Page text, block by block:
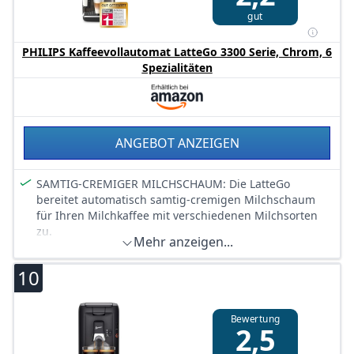
reduziert – für einen umweltfreundlichen Kaffeegenuss
MAXIMALE FLEXIBILITÄT UND KOMFORT – Dank des
höhenverstellbaren Auslaufs passt jede Tasse, während
die Memo-Funktion Ihre bevorzugte Kaffeezubereitung
LANGLEBIG UND PFLEGELEICHT – Die
Entkalkungsanzeige erinnert Sie rechtzeitig, und das
Gerät wurde über 10.000 Mal getestet, um eine hohe
Lebensdauer und gleichbleibende Qualität
sicherzustellen
gut
PHILIPS Kaffeevollautomat LatteGo 3300 Serie, Chrom, 6
Spezialitäten
ANGEBOT ANZEIGEN
SAMTIG-CREMIGER MILCHSCHAUM: Die LatteGo
bereitet automatisch samtig-cremigen Milchschaum
für Ihren Milchkaffee mit verschiedenen Milchsorten
zu.
EINFACHE KAFFEEAUSWAHL: Dank des modernen
Touchscreen-Displays mit farbigen Symbolen können
Sie Ihre Lieblingsgetränke ganz einfach auswählen.
EINFACHE ANPASSUNG: Mit der My Coffee Choice-
Funktion können Sie die Kaffeespezialitäten ganz nach
Ihrem Geschmack zubereiten: Wählen Sie Ihre
bevorzugte Kaffeestärke, Größe und
Mehr anzeigen...
10
Bewertung
2,5